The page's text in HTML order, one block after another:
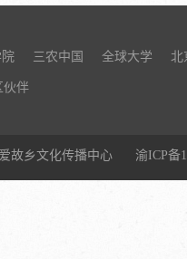
三农中国 全球大学 北
伙伴
故乡文化传播中心 渝ICP备